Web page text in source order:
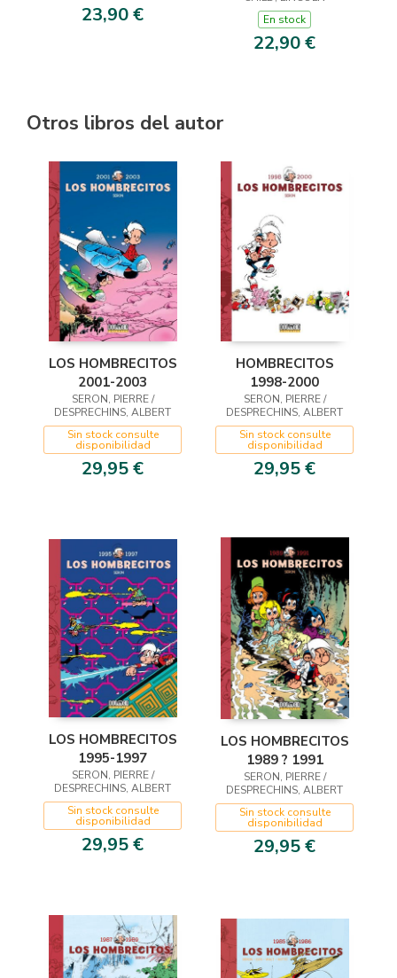
23,90 € PENDERGAST 22)
En stock
22,90 €
Otros libros del autor
LOS HOMBRECITOS
2001-2003
SERON, PIERRE /
DESPRECHINS, ALBERT
Sin stock consulte
disponibilidad
29,95 €
HOMBRECITOS
1998-2000
SERON, PIERRE /
DESPRECHINS, ALBERT
Sin stock consulte
disponibilidad
29,95 €
LOS HOMBRECITOS
1995-1997
SERON, PIERRE /
DESPRECHINS, ALBERT
Sin stock consulte
disponibilidad
29,95 €
LOS HOMBRECITOS
1989 ? 1991
SERON, PIERRE /
DESPRECHINS, ALBERT
Sin stock consulte
disponibilidad
29,95 €